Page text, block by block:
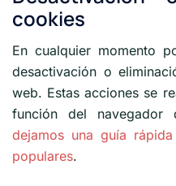
cookies
En cualquier momento
desactivación o
web. Estas acciones se
función del navegador
dejamos una guía
populares.